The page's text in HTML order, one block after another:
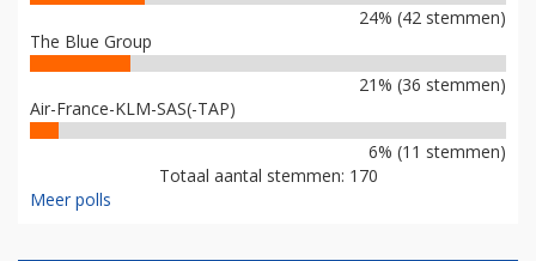
24% (42 stemmen)
The Blue Group
21% (36 stemmen)
Air-France-KLM-SAS(-TAP)
6% (11 stemmen)
Totaal aantal stemmen: 170
Meer polls